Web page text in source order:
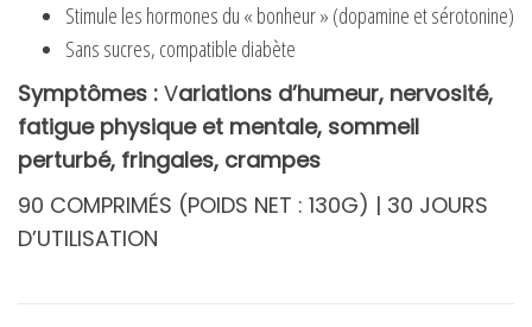
Stimule les hormones du « bonheur » (dopamine et sérotonine)
Sans sucres, compatible diabète
Symptômes : Variations d’humeur, nervosité,
fatigue physique et mentale, sommeil
perturbé, fringales, crampes
90 COMPRIMÉS (POIDS NET : 130G) | 30 JOURS
D’UTILISATION